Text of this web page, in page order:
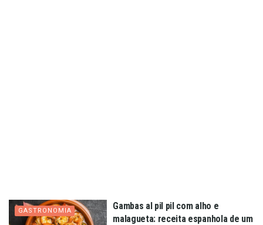
GASTRONOMIA
Gambas al pil pil com alho e
malagueta: receita espanhola de um